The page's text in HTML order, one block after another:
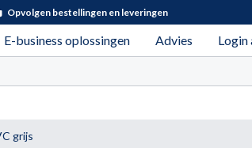
Opvolgen bestellingen en leveringen
E-business oplossingen Advies Login
grijs